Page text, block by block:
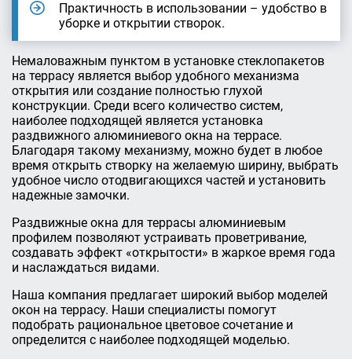
Практичность в использовании – удобство в
уборке и открытии створок.
Немаловажным пунктом в установке стеклопакетов
на террасу является выбор удобного механизма
открытия или создание полностью глухой
конструкции. Среди всего количество систем,
наиболее подходящей является установка
раздвижного алюминиевого окна на террасе.
Благодаря такому механизму, можно будет в любое
время открыть створку на желаемую ширину, выбрать
удобное число отодвигающихся частей и установить
надежные замочки.
Раздвижные окна для террасы алюминиевым
профилем позволяют устраивать проветривание,
создавать эффект «открытости» в жаркое время года
и наслаждаться видами.
Наша компания предлагает широкий выбор моделей
окон на террасу. Наши специалисты помогут
подобрать рациональное цветовое сочетание и
определится с наиболее подходящей моделью.